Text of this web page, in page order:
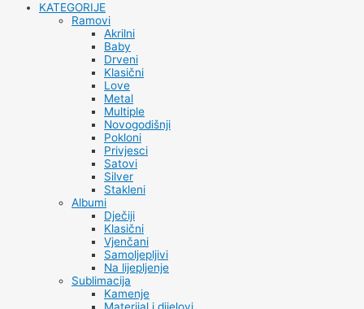
KATEGORIJE
Ramovi
Akrilni
Baby
Drveni
Klasični
Love
Metal
Multiple
Novogodišnji
Pokloni
Privjesci
Satovi
Silver
Stakleni
Albumi
Dječiji
Klasični
Vjenčani
Samoljepljivi
Na lijepljenje
Sublimacija
Kamenje